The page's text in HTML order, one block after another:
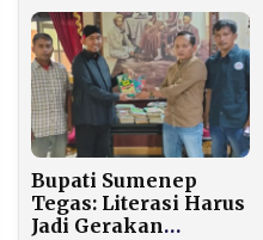
Bupati Sumenep
Tegas: Literasi Harus
Jadi Gerakan